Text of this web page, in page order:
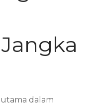
dalam